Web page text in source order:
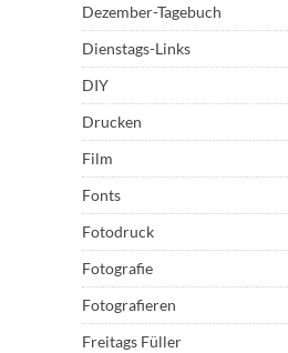
Dezember-Tagebuch
Dienstags-Links
DIY
Drucken
Film
Fonts
Fotodruck
Fotografie
Fotografieren
Freitags Füller